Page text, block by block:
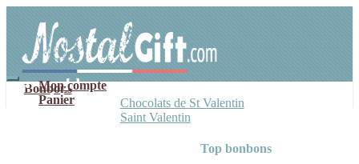
navigation
contenu
Mon compte
Panier
Bonbons
Chocolats de St Valentin
Saint Valentin
Top bonbons